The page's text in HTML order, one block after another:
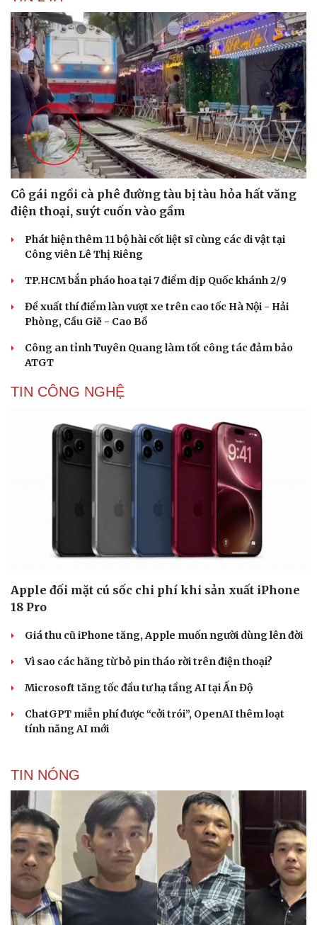
Cải chính
Cô gái ngồi cà phê đường tàu bị tàu hỏa hất văng
điện thoại, suýt cuốn vào gầm
Phát hiện thêm 11 bộ hài cốt liệt sĩ cùng các di vật tại
Công viên Lê Thị Riêng
TP.HCM bắn pháo hoa tại 7 điểm dịp Quốc khánh 2/9
Đề xuất thí điểm làn vượt xe trên cao tốc Hà Nội - Hải
Phòng, Cầu Giẽ - Cao Bồ
Công an tỉnh Tuyên Quang làm tốt công tác đảm bảo
ATGT
TIN CÔNG NGHỆ
Apple đối mặt cú sốc chi phí khi sản xuất iPhone
18 Pro
Giá thu cũ iPhone tăng, Apple muốn người dùng lên đời
Vì sao các hãng từ bỏ pin tháo rời trên điện thoại?
Microsoft tăng tốc đầu tư hạ tầng AI tại Ấn Độ
ChatGPT miễn phí được “cởi trói”, OpenAI thêm loạt
tính năng AI mới
TIN NÓNG